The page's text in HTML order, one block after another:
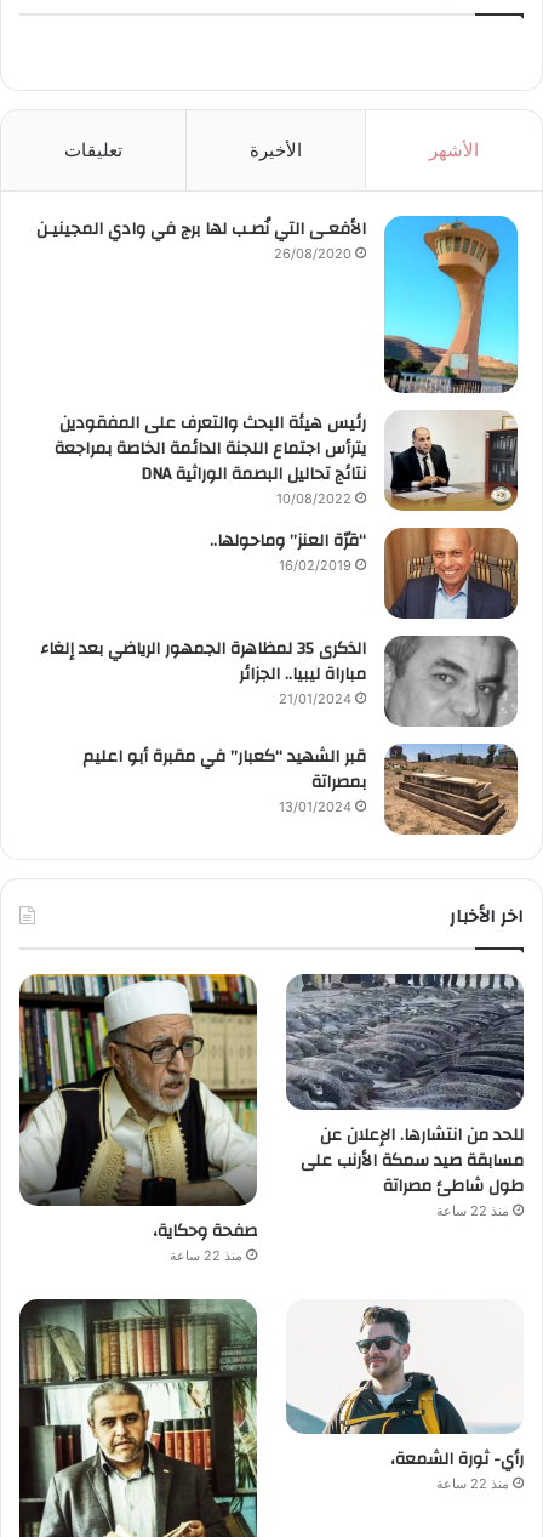
الأشهر الأخيرة تعليقات
الأفعـى التي نُصـب لها برج في وادي المجينيـن
26/08/2020
رئيس هيئة البحث والتعرف على المفقودين
يترأس اجتماع اللجنة الدائمة الخاصة بمراجعة
نتائج تحاليل البصمة الوراثية DNA
10/08/2022
“قرّة العنز” وماحولها..
16/02/2019
الذكرى 35 لمظاهرة الجمهور الرياضي بعد إلغاء
مباراة ليبيا.. الجزائر
21/01/2024
قبر الشهيد “كعبار” في مقبرة أبو اعليم
بمصراتة
13/01/2024
اخر الأخبار
للحد من انتشارها. الإعلان عن
مسابقة صيد سمكة الأرنب على
طول شاطئ مصراتة
منذ 22 ساعة
صفحة وحكاية،
منذ 22 ساعة
رأي- ثورة الشمعة،
منذ 22 ساعة